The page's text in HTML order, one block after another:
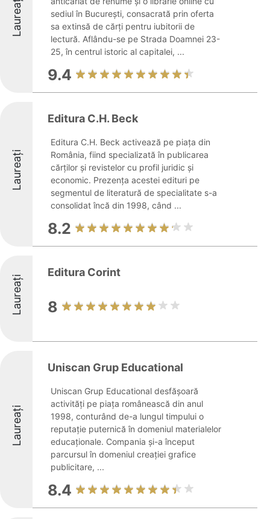
Laureați
sediul în București, consacrată prin oferta
sa extinsă de cărți pentru iubitorii de
lectură. Aflându-se pe Strada Doamnei 23-
25, în centrul istoric al capitalei, ...
9.4
Laureați
Editura C.H. Beck
Editura C.H. Beck activează pe piața din
România, fiind specializată în publicarea
cărților și revistelor cu profil juridic și
economic. Prezența acestei edituri pe
segmentul de literatură de specialitate s-a
consolidat încă din 1998, când ...
8.2
Laureați
Editura Corint
8
Laureați
Uniscan Grup Educational
Uniscan Grup Educational desfășoară
activități pe piața românească din anul
1998, conturând de-a lungul timpului o
reputație puternică în domeniul materialelor
educaționale. Compania și-a început
parcursul în domeniul creației grafice
publicitare, ...
8.4